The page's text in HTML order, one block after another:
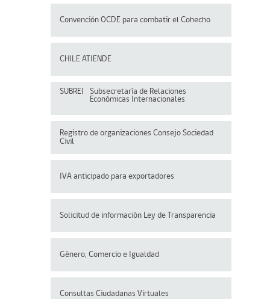
Convención OCDE para combatir el Cohecho
CHILE ATIENDE
SUBREI
Subsecretaría de Relaciones
Económicas Internacionales
Registro de organizaciones Consejo Sociedad
Civil
IVA anticipado para exportadores
Solicitud de información Ley de Transparencia
Género, Comercio e Igualdad
Consultas Ciudadanas Virtuales